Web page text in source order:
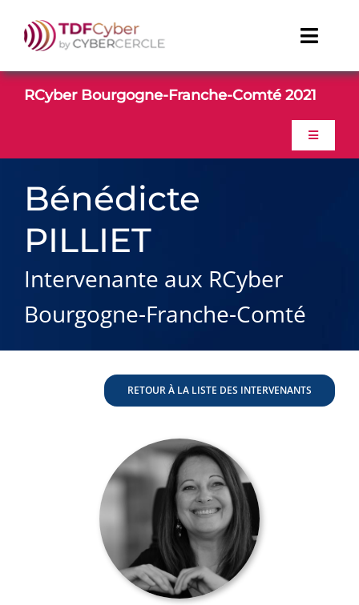
contenu
TDFCyber
RCyber Bourgogne-Franche-Comté 2021
Toggle
PROGRAMME
CONTACT
Bénédicte
PILLIET
Intervenante aux RCyber
Bourgogne-Franche-Comté
RETOUR À LA LISTE DES INTERVENANTS